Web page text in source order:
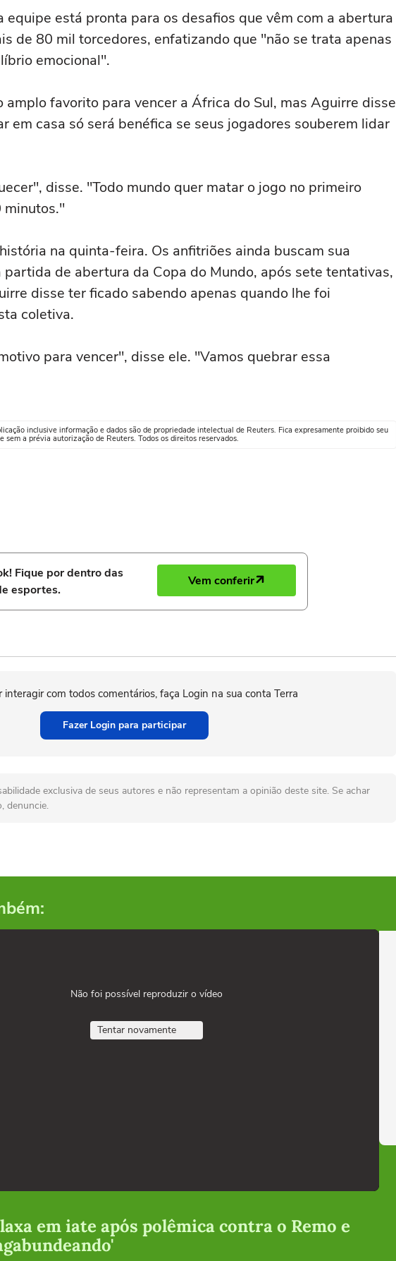
equipe está pronta para os desafios que vêm com a abertura
de ‌80 mil torcedores, enfatizando que "não se trata apenas
emocional".
amplo favorito para vencer ⁠a África do Sul, mas Aguirre disse
em casa só será benéfica se seus jogadores souberem lidar
disse. "Todo mundo quer matar o jogo no primeiro
minutos."
na quinta-feira. Os anfitriões ainda buscam sua
de abertura da Copa do Mundo, após sete tentativas,
disse ter ficado sabendo apenas quando lhe foi
coletiva.
para vencer", disse ele. "Vamos quebrar essa
inclusive informação e dados são de propriedade intelectual de Reuters. Fica expresamente proibido seu
sem a prévia autorização de Reuters. Todos os direitos reservados.
Fique por dentro das
esportes.
Vem conferir
interagir com todos comentários, faça Login na sua conta Terra
Fazer Login para participar
exclusiva de seus autores e não representam a opinião deste site. Se achar
denuncie.
Não foi possível reproduzir o vídeo
Tentar novamente
em iate após polêmica contra o Remo e